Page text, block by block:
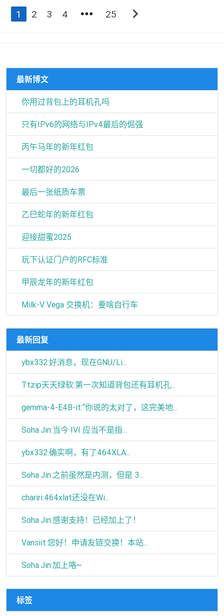
1 2 3 4 more_horiz 25 chevron_right
最新博文
你用过背包上的耳机孔吗
只有IPv6的网络与IPv4最后的倔强
丙午马年的新年红包
一切都好的2026
最后一张纸质车票
乙巳蛇年的新年红包
迎接甜蜜2025
玩下认证门户的RFC标准
甲辰龙年的新年红包
Milk-V Vega 交换机：要啥自行车
最新回复
ybx332:好消息，现在GNU/Li...
Ttzip天天绿软:第一次知道背包还有耳机孔...
gemma-4-E4B-it:“你说的太对了，这完美地...
Soha Jin:当今 IVI 应当不是指...
ybx332:确实啊，有了464XLA...
Soha Jin:之前虽然是内测，但是 3...
chariri:464xlat还没在Wi...
Soha Jin:感谢支持！已经加上了！
Vansiit:您好！申请友链交换！本站...
Soha Jin:加上咯~
标签